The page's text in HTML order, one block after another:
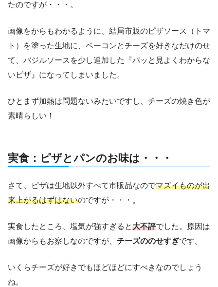
たのですが・・・。
画像をからもわかるように、結局市販のピザソース（トマ
ト）を塗った生地に、ベーコンとチーズを好きなだけのせ
て、バジルソースを少し追加した『パッと見よくわからな
いピザ』になってしまいました。
ひとまず加熱は問題ないみたいですし、チーズの焼き色が
素晴らしい！
実食：ピザとパンのお味は・・・
さて、ピザは生地以外すべて市販品なのでマズイものが出
来上がるはずはないのですが・・・。
実食したところ、塩気が強すぎると大不評でした。原因は
画像からもお察しなのですが、 チーズののせすぎです。
いくらチーズが好きでもほどほどにすべきなのでしょう
ね。